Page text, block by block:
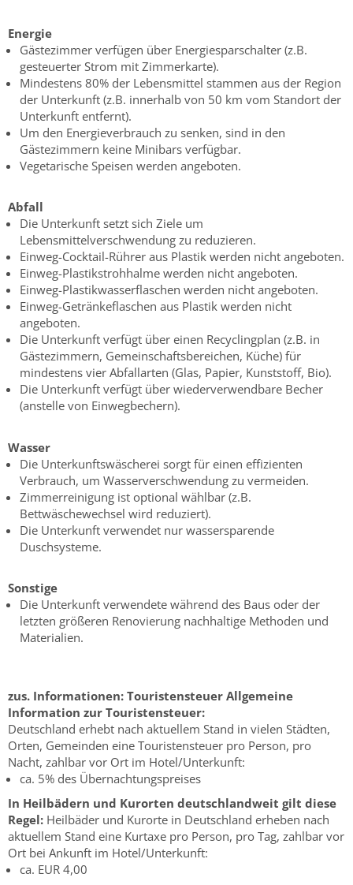
Energie
Gästezimmer verfügen über Energiesparschalter (z.B.
gesteuerter Strom mit Zimmerkarte).
Mindestens 80% der Lebensmittel stammen aus der Region
der Unterkunft (z.B. innerhalb von 50 km vom Standort der
Unterkunft entfernt).
Um den Energieverbrauch zu senken, sind in den
Gästezimmern keine Minibars verfügbar.
Vegetarische Speisen werden angeboten.
Abfall
Die Unterkunft setzt sich Ziele um
Lebensmittelverschwendung zu reduzieren.
Einweg-Cocktail-Rührer aus Plastik werden nicht angeboten.
Einweg-Plastikstrohhalme werden nicht angeboten.
Einweg-Plastikwasserflaschen werden nicht angeboten.
Einweg-Getränkeflaschen aus Plastik werden nicht
angeboten.
Die Unterkunft verfügt über einen Recyclingplan (z.B. in
Gästezimmern, Gemeinschaftsbereichen, Küche) für
mindestens vier Abfallarten (Glas, Papier, Kunststoff, Bio).
Die Unterkunft verfügt über wiederverwendbare Becher
(anstelle von Einwegbechern).
Wasser
Die Unterkunftswäscherei sorgt für einen effizienten
Verbrauch, um Wasserverschwendung zu vermeiden.
Zimmerreinigung ist optional wählbar (z.B.
Bettwäschewechsel wird reduziert).
Die Unterkunft verwendet nur wassersparende
Duschsysteme.
Sonstige
Die Unterkunft verwendete während des Baus oder der
letzten größeren Renovierung nachhaltige Methoden und
Materialien.
zus. Informationen: Touristensteuer Allgemeine
Information zur Touristensteuer:
Deutschland erhebt nach aktuellem Stand in vielen Städten,
Orten, Gemeinden eine Touristensteuer pro Person, pro
Nacht, zahlbar vor Ort im Hotel/Unterkunft:
ca. 5% des Übernachtungspreises
In Heilbädern und Kurorten deutschlandweit gilt diese
Regel: Heilbäder und Kurorte in Deutschland erheben nach
aktuellem Stand eine Kurtaxe pro Person, pro Tag, zahlbar vor
Ort bei Ankunft im Hotel/Unterkunft:
ca. EUR 4,00